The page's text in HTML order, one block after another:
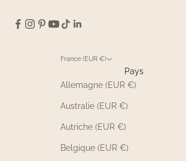
France (EUR €)
Pays
Allemagne (EUR €)
Australie (EUR €)
Autriche (EUR €)
Belgique (EUR €)